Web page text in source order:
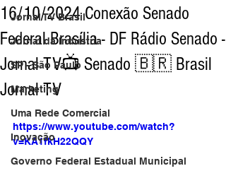
Jornal TV Brasil
Jornal da Indústria
SP - São Paulo
Marketing
Uma Rede Comercial
Inovação
Governo Federal Estadual Municipal
16/10/2024 Conexão Senado
Federal Brasília - DF Rádio Senado -
Jornal TV📺 Senado 🇧🇷 Brasil
Jornal TV
https://www.youtube.com/watch?
v=KA1fkH22QQY